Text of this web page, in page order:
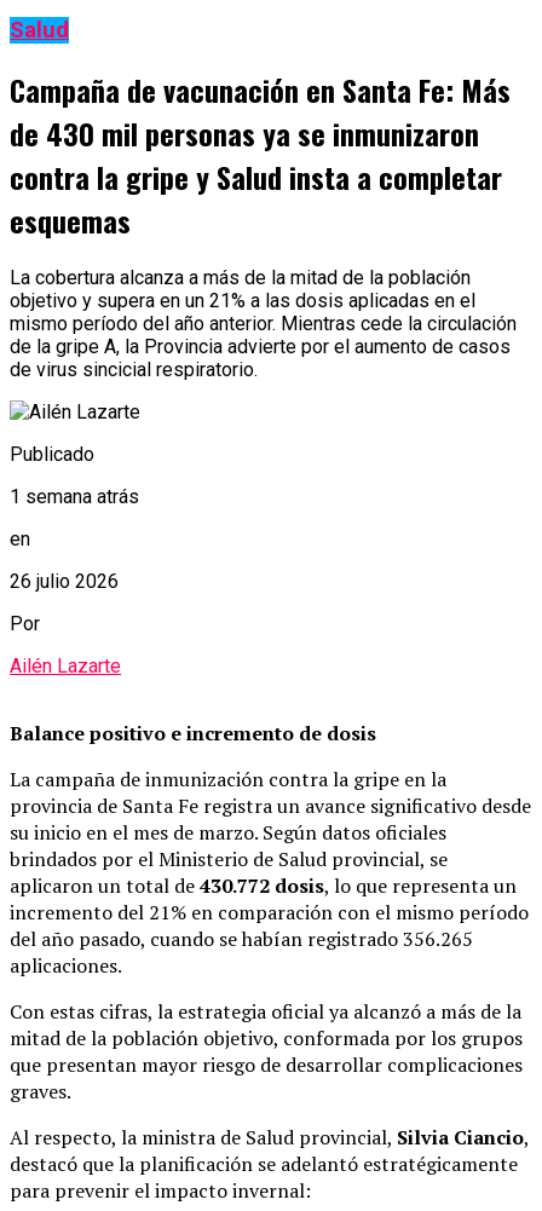
Salud
Campaña de vacunación en Santa Fe: Más
de 430 mil personas ya se inmunizaron
contra la gripe y Salud insta a completar
esquemas
La cobertura alcanza a más de la mitad de la población
objetivo y supera en un 21% a las dosis aplicadas en el
mismo período del año anterior. Mientras cede la circulación
de la gripe A, la Provincia advierte por el aumento de casos
de virus sincicial respiratorio.
Publicado
1 semana atrás
en
26 julio 2026
Por
Ailén Lazarte
Balance positivo e incremento de dosis
La campaña de inmunización contra la gripe en la
provincia de Santa Fe registra un avance significativo desde
su inicio en el mes de marzo. Según datos oficiales
brindados por el Ministerio de Salud provincial, se
aplicaron un total de430.772 dosis, lo que representa un
incremento del 21% en comparación con el mismo período
del año pasado, cuando se habían registrado 356.265
aplicaciones.
Con estas cifras, la estrategia oficial ya alcanzó a más de la
mitad de la población objetivo, conformada por los grupos
que presentan mayor riesgo de desarrollar complicaciones
graves.
Al respecto, la ministra de Salud provincial, Silvia Ciancio,
destacó que la planificación se adelantó estratégicamente
para prevenir el impacto invernal: